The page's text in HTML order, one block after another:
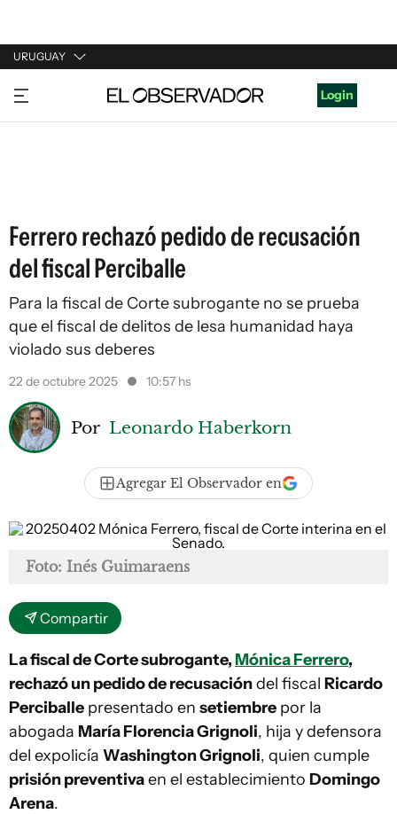
URUGUAY
URUGUAY
ARGENTINA
Login
Ferrero rechazó pedido de recusación
del fiscal Perciballe
Para la fiscal de Corte subrogante no se prueba
que el fiscal de delitos de lesa humanidad haya
violado sus deberes
22 de octubre 2025 10:57 hs
Por Leonardo Haberkorn
Agregar El Observador en
Foto: Inés Guimaraens
Compartir
La fiscal de Corte subrogante,Mónica Ferrero,
rechazó un pedido de recusacióndel fiscal Ricardo
Perciballe presentado en setiembre por la
abogada María Florencia Grignoli, hija y defensora
del expolicía Washington Grignoli, quien cumple
prisión preventivaen el establecimiento Domingo
Arena.